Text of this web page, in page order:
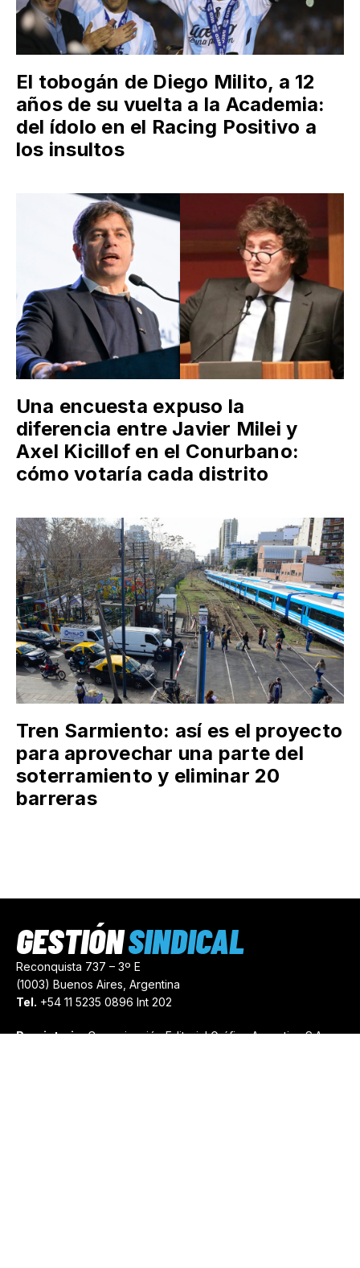
El tobogán de Diego Milito, a 12
años de su vuelta a la Academia:
del ídolo en el Racing Positivo a
los insultos
Una encuesta expuso la
diferencia entre Javier Milei y
Axel Kicillof en el Conurbano:
cómo votaría cada distrito
Tren Sarmiento: así es el proyecto
para aprovechar una parte del
soterramiento y eliminar 20
barreras
Reconquista 737 – 3º E
(1003) Buenos Aires, Argentina
Tel. +54 11 5235 0896 Int 202
Propietario:Comunicación Editorial Gráfica Argentina S.A.
GESTIÓNSINDICAL